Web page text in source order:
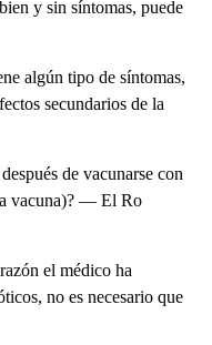
y sin síntomas, puede
algún tipo de síntomas,
secundarios de la
de vacunarse con
vacuna)? — El Ro
el médico ha
no es necesario que